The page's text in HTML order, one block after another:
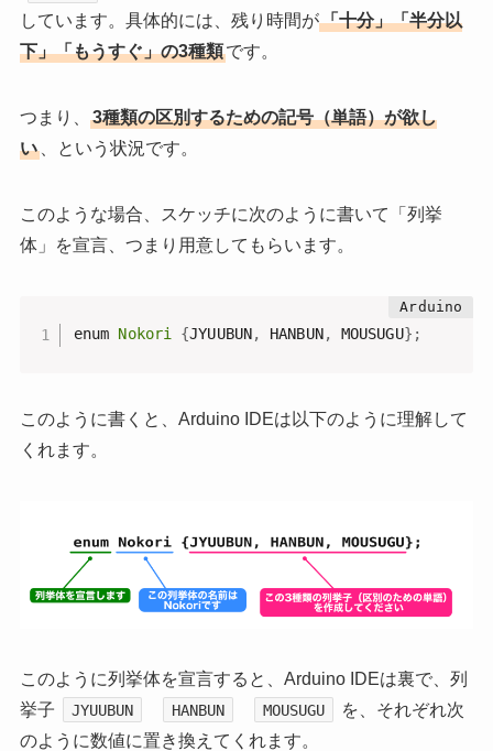
しています。具体的には、残り時間が「十分」「半分以
下」「もうすぐ」の3種類です。
つまり、
3種類の区別するための記号（単語）が欲し
い、という状況です。
このような場合、スケッチに次のように書いて「列挙
体」を宣言、つまり用意してもらいます。
enum Nokori {JYUUBUN, HANBUN, MOUSUGU} ;
このように書くと、Arduino IDEは以下のように理解して
くれます。
このように列挙体を宣言すると、Arduino IDEは裏で、列
挙子
JYUUBUN HANBUN MOUSUGU
を、それぞれ次
のように数値に置き換えてくれます。